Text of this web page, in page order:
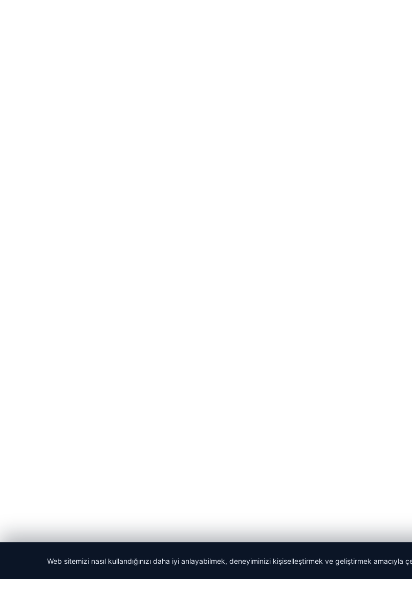
Web sitemizi nasıl kullandığınızı daha iyi anlayabilmek, deneyiminizi kişiselleştirmek ve geliştirmek amacıyla